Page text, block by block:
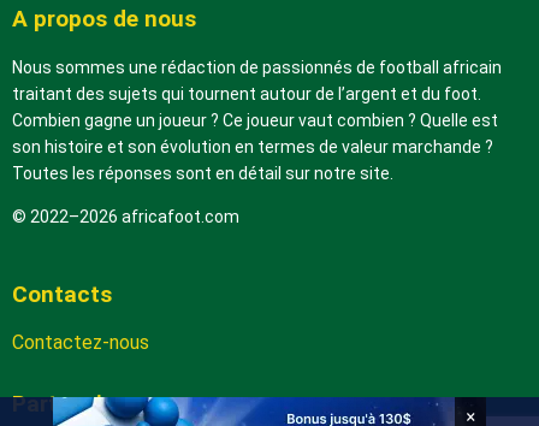
A propos de nous
Nous sommes une rédaction de passionnés de football africain
traitant des sujets qui tournent autour de l’argent et du foot.
Combien gagne un joueur ? Ce joueur vaut combien ? Quelle est
son histoire et son évolution en termes de valeur marchande ?
Toutes les réponses sont en détail sur notre site.
© 2022–2026 africafoot.com
Contacts
Contactez-nous
Partenaires ×